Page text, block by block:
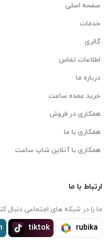
صفحه اصلی
خدمات
گالری
اطلاعات تماس
درباره ما
خرید عمده ساعت
همکاری در فروش
همکاری با ما
همکاری با آنلاین شاپ ساعت
ارتباط با ما
ما را در شبکه های اجتماعی دنبال
rubika
tiktok